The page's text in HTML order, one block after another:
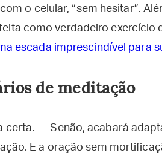
o celular, “sem hesitar”.
como verdadeiro exercício
escada imprescindível para
de meditação
certa. — Senão, acabará
E a oração sem